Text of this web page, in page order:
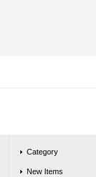
Category
New Items